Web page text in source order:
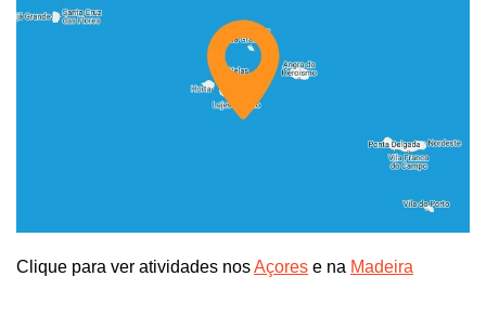
Clique para ver atividades nosAçores e na Madeira